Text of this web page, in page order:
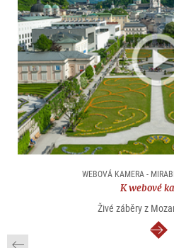
WEBOVÁ KAMERA -
K webové
Živé záběry z